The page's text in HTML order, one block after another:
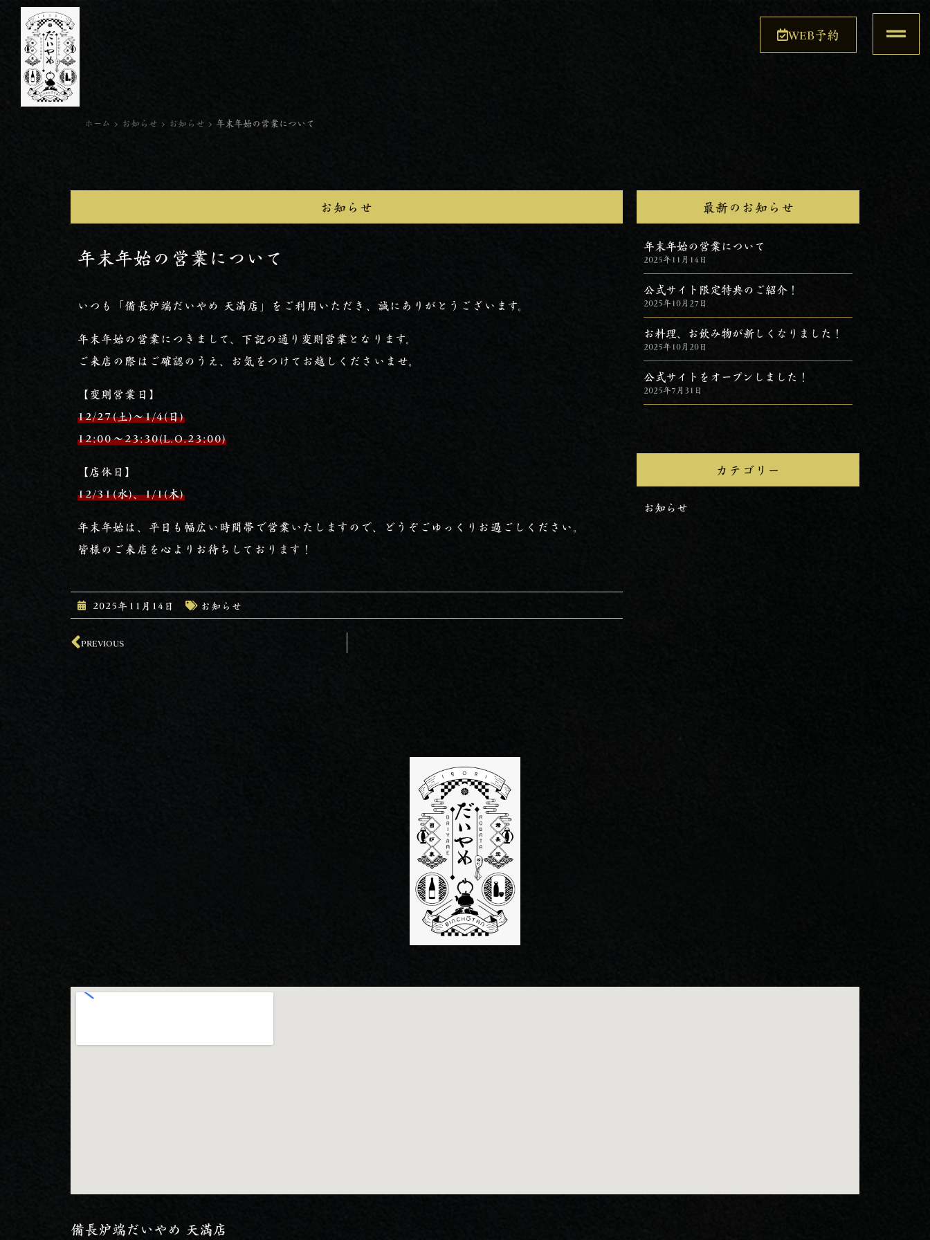
WEB予約
ホーム > お知らせ > お知らせ > 年末年始の営業について
お知らせ
年末年始の営業について
いつも「備長炉端だいやめ 天満店」をご利用いただき、誠にありがとうございます。
年末年始の営業につきまして、下記の通り変則営業となります。
ご来店の際はご確認のうえ、お気をつけてお越しくださいませ。
【変則営業日】
12/27(土)～1/4(日)
12:00～23:30(L.O.23:00)
【店休日】
12/31(水)、1/1(木)
年末年始は、平日も幅広い時間帯で営業いたしますので、どうぞごゆっくりお過ごしください。
皆様のご来店を心よりお待ちしております！
2025年11月14日 お知らせ
PREVIOUS
最新のお知らせ
年末年始の営業について
2025年11月14日
公式サイト限定特典のご紹介！
2025年10月27日
お料理、お飲み物が新しくなりました！
2025年10月20日
公式サイトをオープンしました！
2025年7月31日
カテゴリー
お知らせ
備長炉端だいやめ 天満店